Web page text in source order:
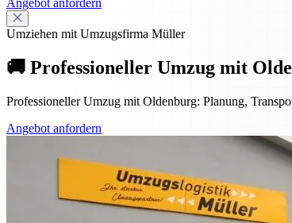
Angebot anfordern
Umziehen mit Umzugsfirma Müller
🚚 Professioneller Umzug mit
Professioneller Umzug mit Oldenburg: Planung,
Angebot anfordern